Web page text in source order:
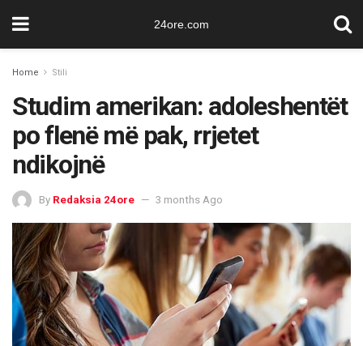
24ore.com
Home Stili
Studim amerikan: adoleshentët
po flenë më pak, rrjetet
ndikojnë
By Redaksia 24ore 3 months Ago